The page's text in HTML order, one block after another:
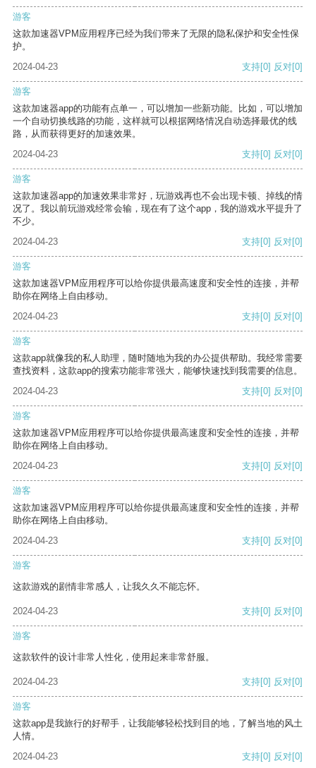
游客
这款加速器VPM应用程序已经为我们带来了无限的隐私保护和安全性保
护。
2024-04-23
支持[0] 反对[0]
游客
这款加速器app的功能有点单一，可以增加一些新功能。比如，可以增加
一个自动切换线路的功能，这样就可以根据网络情况自动选择最优的线
路，从而获得更好的加速效果。
2024-04-23
支持[0] 反对[0]
游客
这款加速器app的加速效果非常好，玩游戏再也不会出现卡顿、掉线的情
况了。我以前玩游戏经常会输，现在有了这个app，我的游戏水平提升了
不少。
2024-04-23
支持[0] 反对[0]
游客
这款加速器VPM应用程序可以给你提供最高速度和安全性的连接，并帮
助你在网络上自由移动。
2024-04-23
支持[0] 反对[0]
游客
这款app就像我的私人助理，随时随地为我的办公提供帮助。我经常需要
查找资料，这款app的搜索功能非常强大，能够快速找到我需要的信息。
2024-04-23
支持[0] 反对[0]
游客
这款加速器VPM应用程序可以给你提供最高速度和安全性的连接，并帮
助你在网络上自由移动。
2024-04-23
支持[0] 反对[0]
游客
这款加速器VPM应用程序可以给你提供最高速度和安全性的连接，并帮
助你在网络上自由移动。
2024-04-23
支持[0] 反对[0]
游客
这款游戏的剧情非常感人，让我久久不能忘怀。
2024-04-23 支持[0] 反对[0]
游客
这款软件的设计非常人性化，使用起来非常舒服。
2024-04-23 支持[0] 反对[0]
游客
这款app是我旅行的好帮手，让我能够轻松找到目的地，了解当地的风土
人情。
2024-04-23
支持[0] 反对[0]